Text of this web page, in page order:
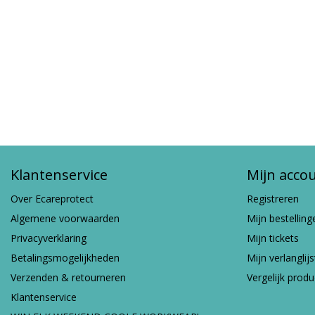
Klantenservice
Over Ecareprotect
Algemene voorwaarden
Privacyverklaring
Betalingsmogelijkheden
Verzenden & retourneren
Klantenservice
Mijn
Registreren
Mijn
Mijn tickets
Mijn
Vergelijk